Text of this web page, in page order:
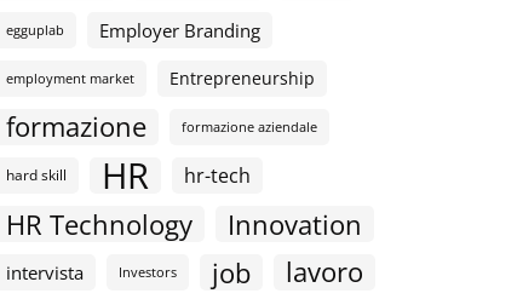
egguplab Employer Branding
employment market Entrepreneurship
formazione formazione aziendale
hard skill HR hr-tech
HR Technology Innovation
intervista Investors job lavoro